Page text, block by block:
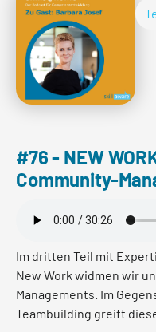
#76 - NEW
Community-
Im dritten Teil mit
New Work widmen wir
Managements. Im
Teambuilding greift